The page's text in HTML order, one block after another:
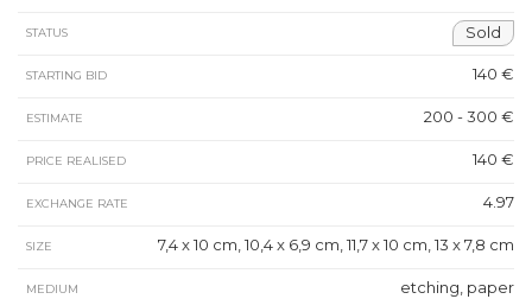
STATUS Sold
STARTING BID 140 €
ESTIMATE 200 - 300 €
PRICE REALISED 140 €
EXCHANGE RATE 4.97
SIZE 7,4 x 10 cm, 10,4 x 6,9 cm, 11,7 x 10 cm, 13 x 7,8 cm
MEDIUM etching, paper